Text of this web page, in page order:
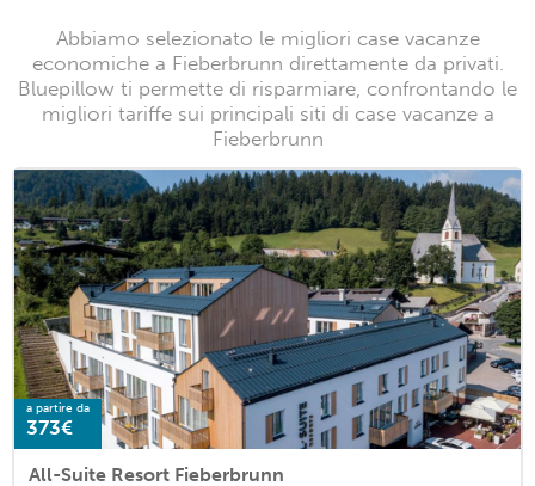
Abbiamo selezionato le migliori case vacanze
economiche a Fieberbrunn direttamente da privati.
Bluepillow ti permette di risparmiare, confrontando le
migliori tariffe sui principali siti di case vacanze a
Fieberbrunn
a partire da
373€
All-Suite Resort Fieberbrunn